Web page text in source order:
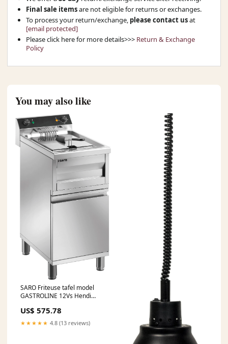
Final sale itemsare not eligible for returns or exchanges.
To process your return/exchange, please contact usat
[email protected]
Please click here for more details>>> Return & Exchange
Policy
You may also like
SARO Friteuse tafel model
GASTROLINE 12Vs Hendi
US$ 575.78
★★★★★ 4.8 (13 reviews)